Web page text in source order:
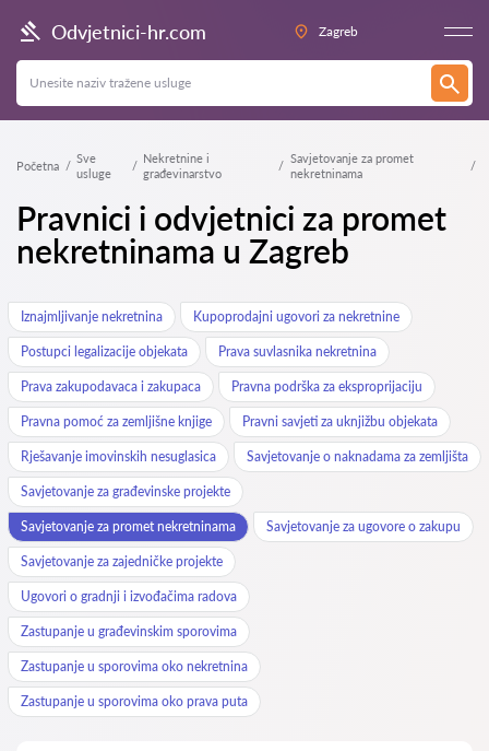
Odvjetnici-hr.com Zagreb
Početna
Sve
usluge
Nekretnine i
građevinarstvo
Savjetovanje za promet
nekretninama
Pravnici i odvjetnici za promet
nekretninama u Zagreb
Iznajmljivanje nekretnina Kupoprodajni ugovori za nekretnine
Postupci legalizacije objekata Prava suvlasnika nekretnina
Prava zakupodavaca i zakupaca Pravna podrška za eksproprijaciju
Pravna pomoć za zemljišne knjige Pravni savjeti za uknjižbu objekata
Rješavanje imovinskih nesuglasica Savjetovanje o naknadama za zemljišta
Savjetovanje za građevinske projekte
Savjetovanje za promet nekretninama Savjetovanje za ugovore o zakupu
Savjetovanje za zajedničke projekte
Ugovori o gradnji i izvođačima radova
Zastupanje u građevinskim sporovima
Zastupanje u sporovima oko nekretnina
Zastupanje u sporovima oko prava puta